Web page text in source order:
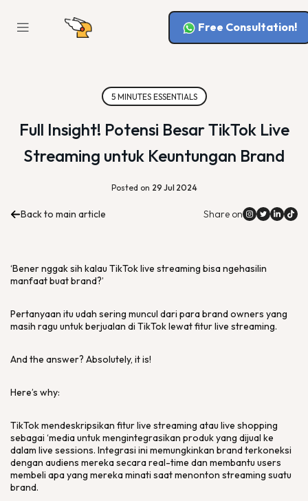
Free Consultation!
5 MINUTES ESSENTIALS
Full Insight! Potensi Besar TikTok Live
Streaming untuk Keuntungan Brand
Posted on 29 Jul 2024
Back to main article Share on
‘Bener nggak sih kalau TikTok live streaming bisa ngehasilin
manfaat buat brand?’
Pertanyaan itu udah sering muncul dari parabrand owners yang
masih ragu untuk berjualan di TikTok lewat fiturlive streaming.
And the answer? Absolutely, it is!
Here’s why:
TikTok mendeskripsikan fiturlive streaming atau live shopping
sebagai ‘media untuk mengintegrasikan produk yang dijual ke
dalam live sessions. Integrasi ini memungkinkan brandterkoneksi
dengan audiens mereka secarareal-time dan membantu users
membeli apa yang mereka minati saat menonton streaming suatu
brand.